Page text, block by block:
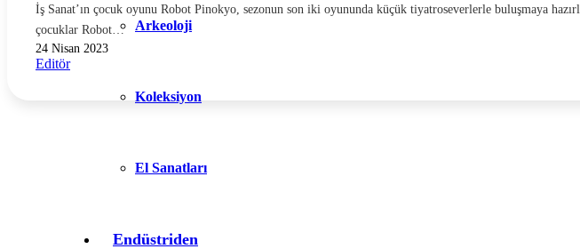
Arkeoloji
Koleksiyon
El Sanatları
Endüstriden
İş Sanat’ın çocuk oyunu Robot Pinokyo, sezonun son iki oyununda küçük tiyatroseverlerle buluşmaya
çocuklar Robot…
24 Nisan 2023
Editör